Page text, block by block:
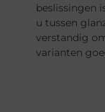
beslissingen
u tussen
verstandig
varianten